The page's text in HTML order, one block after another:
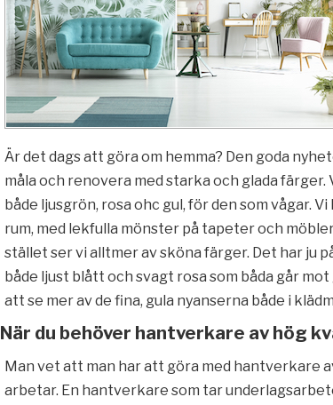
Är det dags att göra om hemma? Den goda
måla och renovera med starka och glada
både ljusgrön, rosa ohc gul, för den som vågar.
rum, med lekfulla mönster på tapeter och
stället ser vi alltmer av sköna färger. Det har ju
både ljust blått och svagt rosa som båda går
att se mer av de fina, gula nyanserna både i
När du behöver hantverkare av hög
Man vet att man har att göra med hantverkare
arbetar. En hantverkare som tar